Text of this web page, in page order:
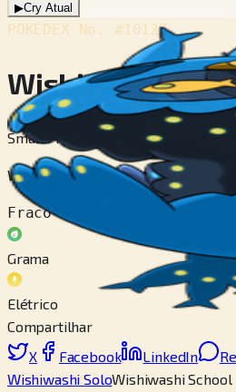
▶Cry Atual
POKÉDEX No. #10127
Wishiwashi
Small Fry Pokémon
When it’s in trouble, its eyes
Fraco contra
Grama
Elétrico
Compartilhar
X
Facebook LinkedIn
Wishiwashi SoloWishiwashi School